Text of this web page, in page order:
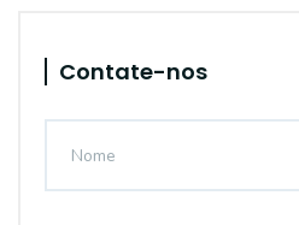
Contate-nos